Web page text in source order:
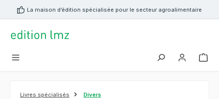
principal
La maison d’édition spécialisée pour le secteur agroalimentaire
Livres spécialisés Divers